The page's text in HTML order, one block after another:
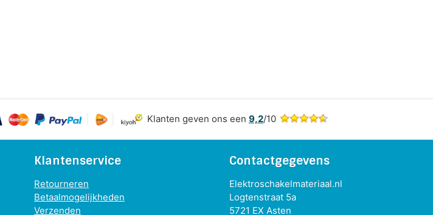
Klanten geven ons een 9,2/10
Klantenservice
Retourneren
Betaalmogelijkheden
Verzenden
Contactgegevens
Elektroschakelmateriaal.nl
Logtenstraat 5a
5721 EX Asten